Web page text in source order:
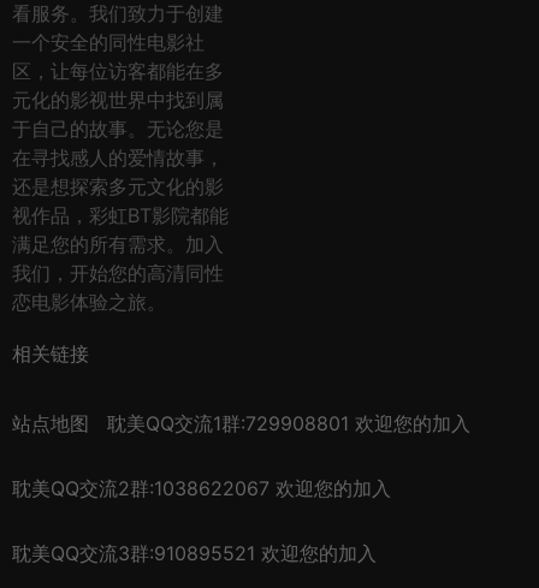
看服务。我们致力于创建
一个安全的同性电影社
区，让每位访客都能在多
元化的影视世界中找到属
于自己的故事。无论您是
在寻找感人的爱情故事，
还是想探索多元文化的影
视作品，彩虹BT影院都能
满足您的所有需求。加入
我们，开始您的高清同性
恋电影体验之旅。
相关链接
站点地图 耽美QQ交流1群:729908801 欢迎您的加入
耽美QQ交流2群:1038622067 欢迎您的加入
耽美QQ交流3群:910895521 欢迎您的加入